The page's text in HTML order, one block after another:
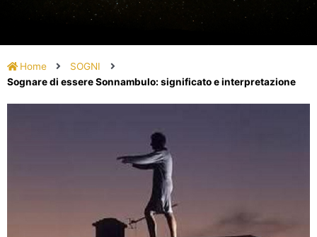
Home
SOGNI
Sognare di essere Sonnambulo: significato e interpretazione